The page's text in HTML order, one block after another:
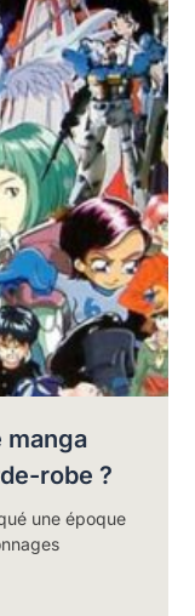
manga
robe ?
une époque